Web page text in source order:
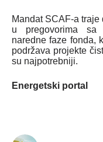
Mandat SCAF-a
u pregovorima sa
naredne faze fonda,
podržava projekte
su najpotrebniji.
Energetski portal